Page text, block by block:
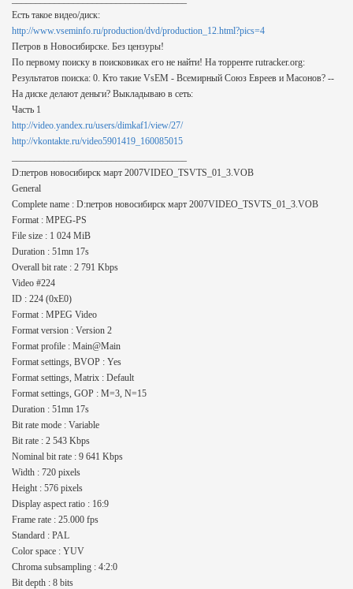
Есть такое видео/диск:
http://www.vseminfo.ru/production/dvd/production_12.html?pics=4
Петров в Новосибирске. Без цензуры!
По первому поиску в поисковиках его не найти! На торренте rutracker.org:
Результатов поиска: 0. Кто такие VsEM - Всемирный Союз Евреев и Масонов? --
На диске делают деньги? Выкладываю в сеть:
Часть 1
http://video.yandex.ru/users/dimkaf1/view/27/
http://vkontakte.ru/video5901419_160085015
D:петров новосибирск март 2007VIDEO_TSVTS_01_3.VOB
General
Complete name : D:петров новосибирск март 2007VIDEO_TSVTS_01_3.VOB
Format : MPEG-PS
File size : 1 024 MiB
Duration : 51mn 17s
Overall bit rate : 2 791 Kbps
Video #224
ID : 224 (0xE0)
Format : MPEG Video
Format version : Version 2
Format profile : Main@Main
Format settings, BVOP : Yes
Format settings, Matrix : Default
Format settings, GOP : M=3, N=15
Duration : 51mn 17s
Bit rate mode : Variable
Bit rate : 2 543 Kbps
Nominal bit rate : 9 641 Kbps
Width : 720 pixels
Height : 576 pixels
Display aspect ratio : 16:9
Frame rate : 25.000 fps
Standard : PAL
Color space : YUV
Chroma subsampling : 4:2:0
Bit depth : 8 bits